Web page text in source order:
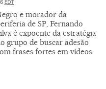
EDT
e morador da
de SP, Fernando
é expoente da estratégia
grupo de buscar adesão
frases fortes em vídeos